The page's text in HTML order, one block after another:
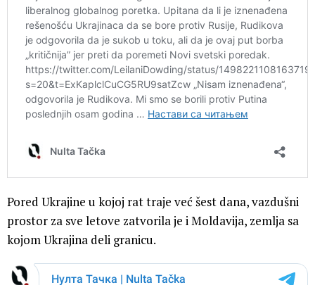
Pored Ukrajine u kojoj rat traje već šest dana, vazdušni
prostor za sve letove zatvorila je i Moldavija, zemlja sa
kojom Ukrajina deli granicu.